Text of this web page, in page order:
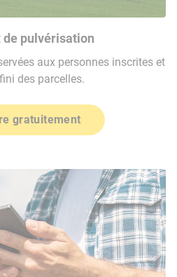
de pulvérisation
aux personnes inscrites et
des parcelles.
gratuitement